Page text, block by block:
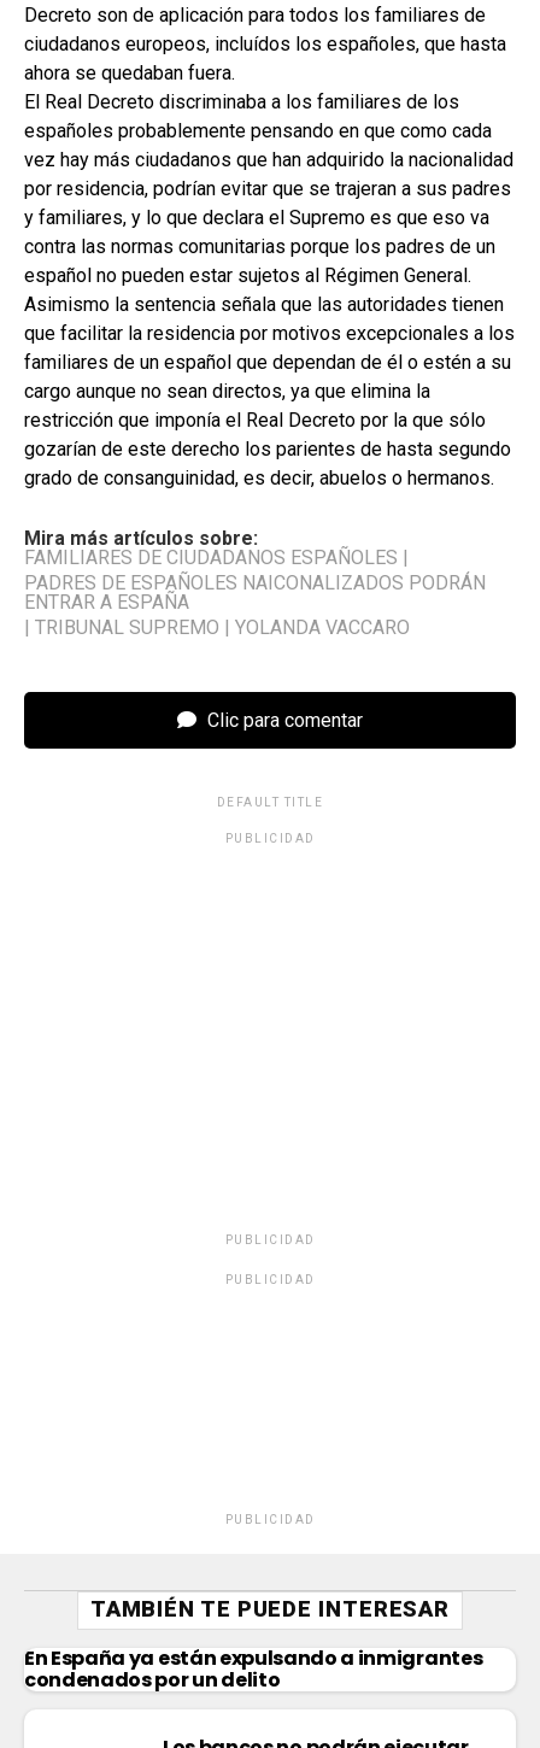
Decreto son de aplicación para todos los familiares de
ciudadanos europeos, incluídos los españoles, que hasta
ahora se quedaban fuera.
El Real Decreto discriminaba a los familiares de los
españoles probablemente pensando en que como cada
vez hay más ciudadanos que han adquirido la nacionalidad
por residencia, podrían evitar que se trajeran a sus padres
y familiares, y lo que declara el Supremo es que eso va
contra las normas comunitarias porque los padres de un
español no pueden estar sujetos al Régimen General.
Asimismo la sentencia señala que las autoridades tienen
que facilitar la residencia por motivos excepcionales a los
familiares de un español que dependan de él o estén a su
cargo aunque no sean directos, ya que elimina la
restricción que imponía el Real Decreto por la que sólo
gozarían de este derecho los parientes de hasta segundo
grado de consanguinidad, es decir, abuelos o hermanos.
Mira más artículos sobre:
FAMILIARES DE CIUDADANOS ESPAÑOLES
PADRES DE ESPAÑOLES NAICONALIZADOS PODRÁN
ENTRAR A ESPAÑA
TRIBUNAL SUPREMO YOLANDA VACCARO
Clic para comentar
DEFAULT TITLE
PUBLICIDAD
PUBLICIDAD
PUBLICIDAD
PUBLICIDAD
TAMBIÉN TE PUEDE INTERESAR
En España ya están expulsando a inmigrantes
condenados por un delito